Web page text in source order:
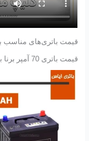
قیمت باتری‌های مناسب
قیمت باتری 70 آمپر برنا باتری